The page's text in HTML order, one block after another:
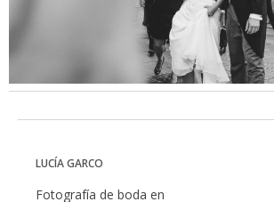
LUCÍA GARCO
Fotografía de boda en